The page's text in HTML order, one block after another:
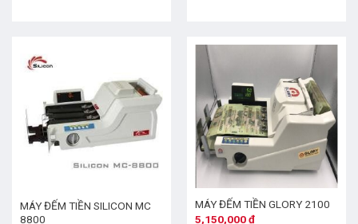
MÁY ĐẾM TIỀN SILICON MC
8800
MÁY ĐẾM TIỀN GLORY 2100
5,150,000₫